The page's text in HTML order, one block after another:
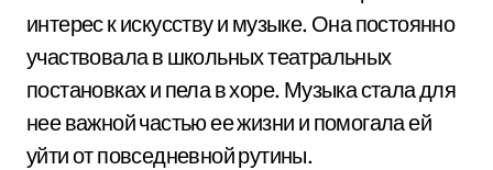
интерес к искусству и музыке. Она постоянно
участвовала в школьных театральных
постановках и пела в хоре. Музыка стала для
нее важной частью ее жизни и помогала ей
уйти от повседневной рутины.